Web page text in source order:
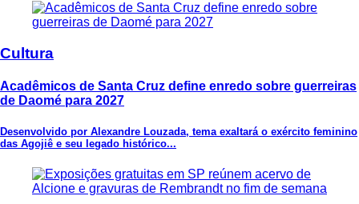
Cultura
Acadêmicos de Santa Cruz define enredo sobre guerreiras
de Daomé para 2027
Desenvolvido por Alexandre Louzada, tema exaltará o exército feminino
das Agojiê e seu legado histórico...